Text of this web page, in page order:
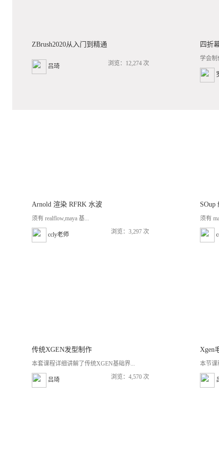
ZBrush2020从入门到精通
吕琦 浏览：12,274 次
四折
学会制
Arnold 渲染 RFRK 水波
须有 realflow,maya 基...
ccly老师 浏览：3,297 次
SOup
须有
传统XGEN发型制作
本套课程详细讲解了传统XGEN基础界...
吕琦 浏览：4,570 次
本节课